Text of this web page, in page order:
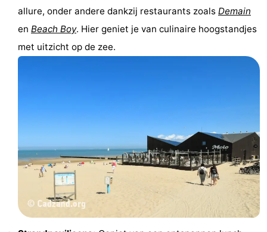
allure, onder andere dankzij restaurants zoals Demain
en Beach Boy. Hier geniet je van culinaire hoogstandjes
met uitzicht op de zee.